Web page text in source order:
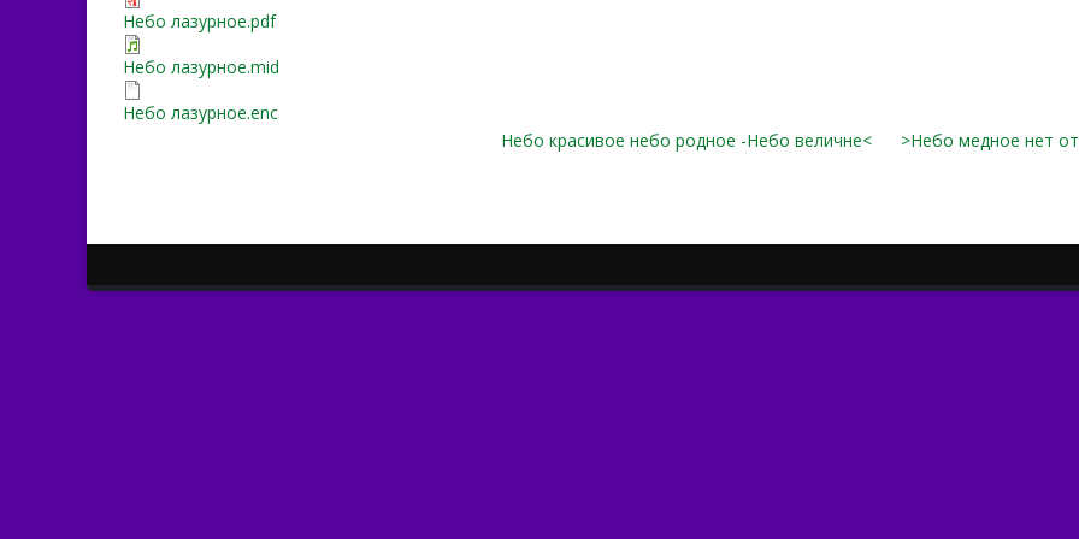
Небо лазурное.pdf
Небо лазурное.mid
Небо лазурное.enc
Небо красивое небо родное -Небо величне<
>Небо медное нет